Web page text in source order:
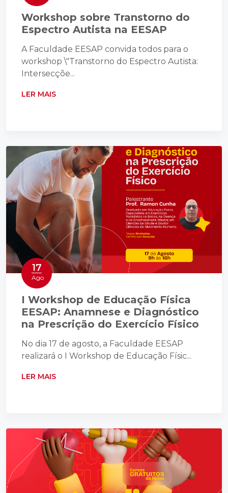
Workshop sobre Transtorno do
Espectro Autista na EESAP
A Faculdade EESAP convida todos para o
workshop \"Transtorno do Espectro Autista:
Intersecçõe...
LER MAIS
17
Ago
I Workshop de Educação Física
EESAP: Anamnese e Diagnóstico
na Prescrição do Exercício Físico
No dia 17 de agosto, a Faculdade EESAP
realizará o I Workshop de Educação Físic...
LER MAIS